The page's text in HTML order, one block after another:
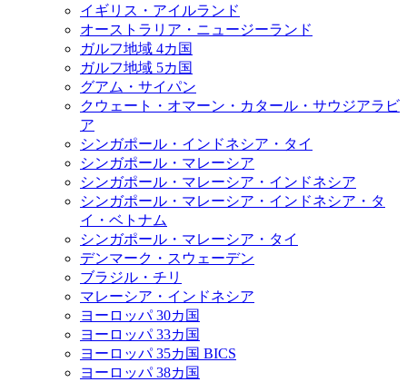
イギリス・アイルランド
オーストラリア・ニュージーランド
ガルフ地域 4カ国
ガルフ地域 5カ国
グアム・サイパン
クウェート・オマーン・カタール・サウジアラビ
ア
シンガポール・インドネシア・タイ
シンガポール・マレーシア
シンガポール・マレーシア・インドネシア
シンガポール・マレーシア・インドネシア・タ
イ・ベトナム
シンガポール・マレーシア・タイ
デンマーク・スウェーデン
ブラジル・チリ
マレーシア・インドネシア
ヨーロッパ 30カ国
ヨーロッパ 33カ国
ヨーロッパ 35カ国 BICS
ヨーロッパ 38カ国